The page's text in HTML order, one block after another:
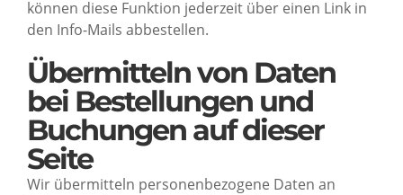
können diese Funktion jederzeit über einen Link in
den Info-Mails abbestellen.
Übermitteln von Daten
bei Bestellungen und
Buchungen auf dieser
Seite
Wir übermitteln personenbezogene Daten an